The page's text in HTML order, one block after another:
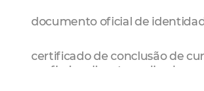
documento oficial de
certificado de conclusão de
profissionalizante realizado em